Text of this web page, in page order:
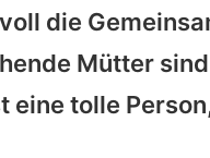
die
Mütter
eine tolle